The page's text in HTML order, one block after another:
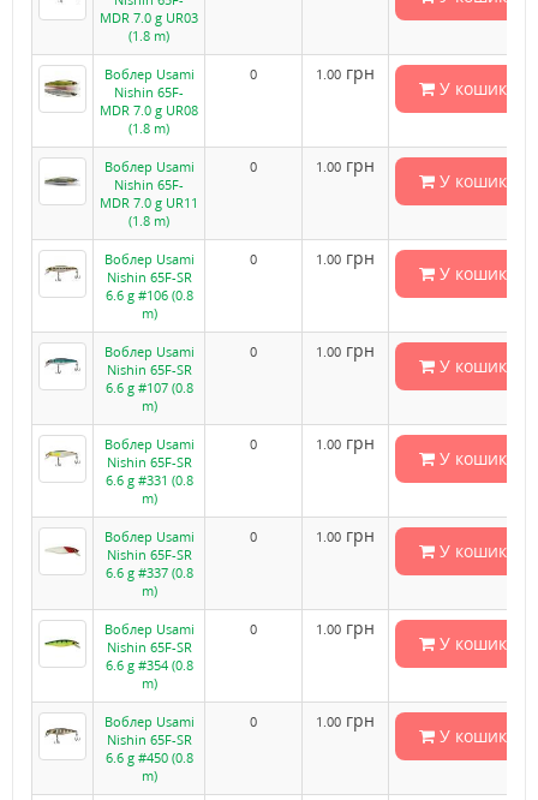
MDR 7.0 g UR03
(1.8 m)
Воблер Usami
Nishin 65F-
MDR 7.0 g UR08
(1.8 m)
0 1.00 грн
У кошик
Воблер Usami
Nishin 65F-
MDR 7.0 g UR11
(1.8 m)
0 1.00 грн
У кошик
Воблер Usami
Nishin 65F-SR
6.6 g #106 (0.8
m)
0 1.00 грн
У кошик
Воблер Usami
Nishin 65F-SR
6.6 g #107 (0.8
m)
0 1.00 грн
У кошик
Воблер Usami
Nishin 65F-SR
6.6 g #331 (0.8
m)
0 1.00 грн
У кошик
Воблер Usami
Nishin 65F-SR
6.6 g #337 (0.8
m)
0 1.00 грн
У кошик
Воблер Usami
Nishin 65F-SR
6.6 g #354 (0.8
m)
0 1.00 грн
У кошик
Воблер Usami
Nishin 65F-SR
6.6 g #450 (0.8
m)
0 1.00 грн
У кошик